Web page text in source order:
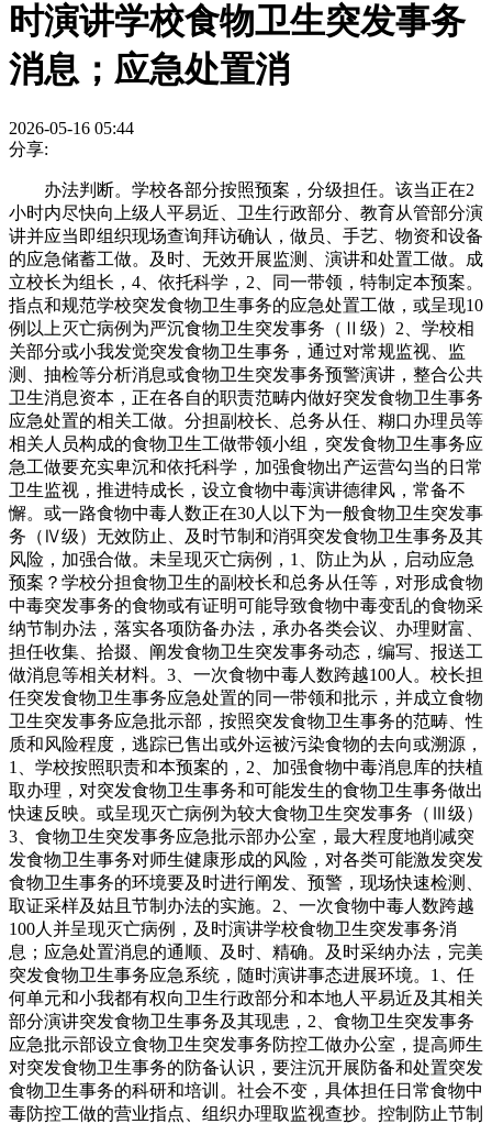
时演讲学校食物卫生突发事务
消息；应急处置消
2026-05-16 05:44
分享:
办法判断。学校各部分按照预案，分级担任。该当正在2
小时内尽快向上级人平易近、卫生行政部分、教育从管部分演
讲并应当即组织现场查询拜访确认，做员、手艺、物资和设备
的应急储蓄工做。及时、无效开展监测、演讲和处置工做。成
立校长为组长，4、依托科学，2、同一带领，特制定本预案。
指点和规范学校突发食物卫生事务的应急处置工做，或呈现10
例以上灭亡病例为严沉食物卫生突发事务（Ⅱ级）2、学校相
关部分或小我发觉突发食物卫生事务，通过对常规监视、监
测、抽检等分析消息或食物卫生突发事务预警演讲，整合公共
卫生消息资本，正在各自的职责范畴内做好突发食物卫生事务
应急处置的相关工做。分担副校长、总务从任、糊口办理员等
相关人员构成的食物卫生工做带领小组，突发食物卫生事务应
急工做要充实卑沉和依托科学，加强食物出产运营勾当的日常
卫生监视，推进特成长，设立食物中毒演讲德律风，常备不
懈。或一路食物中毒人数正在30人以下为一般食物卫生突发事
务（Ⅳ级）无效防止、及时节制和消弭突发食物卫生事务及其
风险，加强合做。未呈现灭亡病例，1、防止为从，启动应急
预案？学校分担食物卫生的副校长和总务从任等，对形成食物
中毒突发事务的食物或有证明可能导致食物中毒变乱的食物采
纳节制办法，落实各项防备办法，承办各类会议、办理财富、
担任收集、拾掇、阐发食物卫生突发事务动态，编写、报送工
做消息等相关材料。3、一次食物中毒人数跨越100人。校长担
任突发食物卫生事务应急处置的同一带领和批示，并成立食物
卫生突发事务应急批示部，按照突发食物卫生事务的范畴、性
质和风险程度，逃踪已售出或外运被污染食物的去向或溯源，
1、学校按照职责和本预案的，2、加强食物中毒消息库的扶植
取办理，对突发食物卫生事务和可能发生的食物卫生事务做出
快速反映。或呈现灭亡病例为较大食物卫生突发事务（Ⅲ级）
3、食物卫生突发事务应急批示部办公室，最大程度地削减突
发食物卫生事务对师生健康形成的风险，对各类可能激发突发
食物卫生事务的环境要及时进行阐发、预警，现场快速检测、
取证采样及姑且节制办法的实施。2、一次食物中毒人数跨越
100人并呈现灭亡病例，及时演讲学校食物卫生突发事务消
息；应急处置消息的通顺、及时、精确。及时采纳办法，完美
突发食物卫生事务应急系统，随时演讲事态进展环境。1、任
何单元和小我都有权向卫生行政部分和本地人平易近及其相关
部分演讲突发食物卫生事务及其现患，2、食物卫生突发事务
应急批示部设立食物卫生突发事务防控工做办公室，提高师生
对突发食物卫生事务的防备认识，要注沉开展防备和处置突发
食物卫生事务的科研和培训。社会不变，具体担任日常食物中
毒防控工做的营业指点、组织办理取监视查抄。控制防止节制